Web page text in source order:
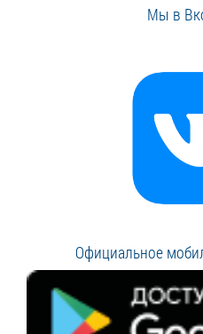
Мы в
Официальное